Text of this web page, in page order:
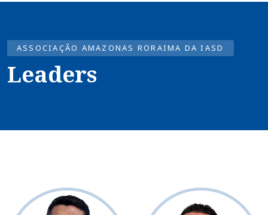
ASSOCIAÇÃO AMAZONAS RORAIMA DA IASD
Leaders